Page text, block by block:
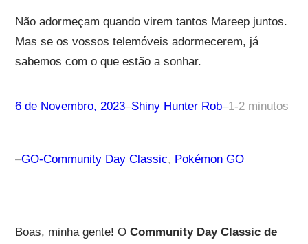
Não adormeçam quando virem tantos Mareep juntos.
Mas se os vossos telemóveis adormecerem, já
sabemos com o que estão a sonhar.
6 de Novembro, 2023–Shiny Hunter Rob–1-2 minutos
–GO-Community Day Classic, Pokémon GO
Boas, minha gente! O Community Day Classic de